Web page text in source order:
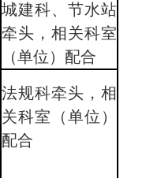
城建科、节水站
牵头，相关科室
（单位）配合
法规科牵头，相
关科室（单位）
配合